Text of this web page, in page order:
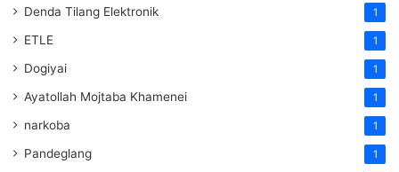
Denda Tilang Elektronik 1
ETLE 1
Dogiyai 1
Ayatollah Mojtaba Khamenei 1
narkoba 1
Pandeglang 1